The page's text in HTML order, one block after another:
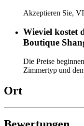
Akzeptieren Sie,
Wieviel kostet
Boutique
Die Preise
Zimmertyp und
Ort